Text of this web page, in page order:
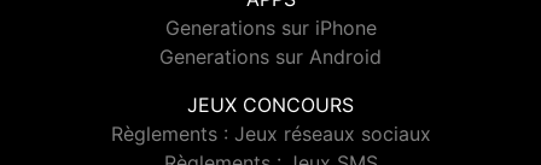
Generations sur iPhone
Generations sur Android
JEUX CONCOURS
Règlements : Jeux réseaux sociaux